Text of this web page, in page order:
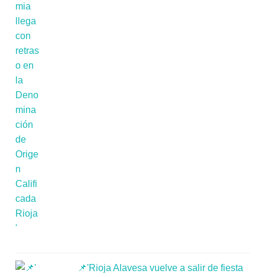
📌'Rioja Alavesa vuelve a salir de fiesta